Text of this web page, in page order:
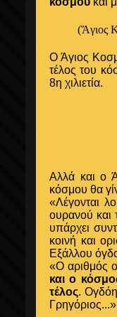
(Ἅγιος
Ο Άγιος
τέλος του
8η χιλιετία.
Αλλά και ο
κόσμου θα
«Λέγονται
ουρανού και
υπάρχει
κοινή και
Εξάλλου
«Ο αριθμός
και ο
τέλος.